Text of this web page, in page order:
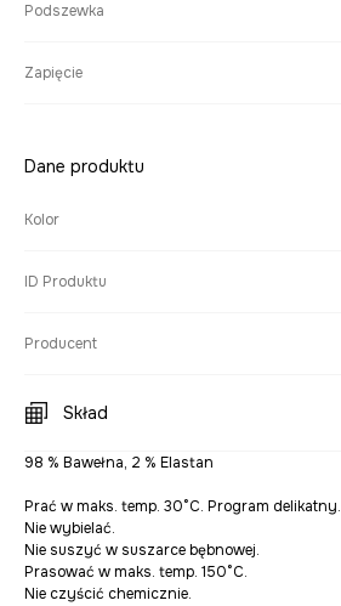
Podszewka
Zapięcie
Dane produktu
Kolor
ID Produktu
Producent
Skład
98 % Bawełna, 2 % Elastan
Prać w maks. temp. 30°C. Program delikatny.
Nie wybielać.
Nie suszyć w suszarce bębnowej.
Prasować w maks. temp. 150°C.
Nie czyścić chemicznie.